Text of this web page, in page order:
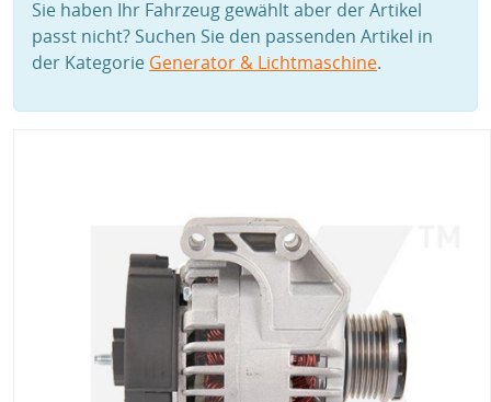
Sie haben Ihr Fahrzeug gewählt aber der Artikel
passt nicht? Suchen Sie den passenden Artikel in
der Kategorie Generator & Lichtmaschine.